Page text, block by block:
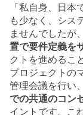
「私自身、日
も少なく、シス
ませんでしたが
置で要件定義を
クトを進めるこ
プロジェクトの
管理会議を行い
での共通のコン
イントです。こ